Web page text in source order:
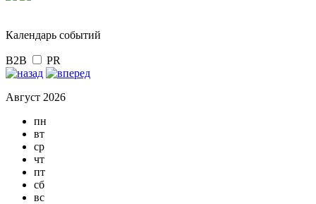
Календарь событий
B2B PR
Август 2026
пн
вт
ср
чт
пт
сб
вс